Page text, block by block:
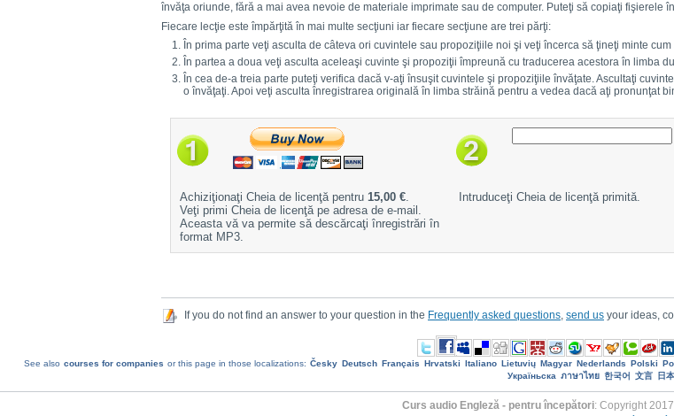
învăţa oriunde, fără a mai avea nevoie de materiale imprimate sau de computer. Puteţi să copiaţi fişierele
Fiecare lecţie este împărţită în mai multe secţiuni iar fiecare secţiune are trei părţi:
În prima parte veţi asculta de câteva ori cuvintele sau propoziţiile noi şi veţi încerca să ţineţi minte
În partea a doua veţi asculta aceleaşi cuvinte şi propoziţii împreună cu traducerea acestora în limba
În cea de-a treia parte puteţi verifica dacă v-aţi însuşit cuvintele şi propoziţiile învăţate. Ascultaţi
o învăţaţi. Apoi veţi asculta înregistrarea originală în limba străină pentru a vedea dacă aţi pronunţat
Achiziţionaţi Cheia de licenţă pentru 15,00 €.
Veţi primi Cheia de licenţă pe adresa de e-mail.
Aceasta vă va permite să descărcaţi înregistrări în
format MP3.
Intruduceţi Cheia de licenţă primită.
If you do not find an answer to your question in the Frequently asked questions send us your ideas,
See also courses for companies or this page in those localizations: Česky Deutsch Français Hrvatski Italiano Lietuvių Magyar Nederlands Polski
Україньска ภาษาไทย 한국어 文言 日
Curs audio Engleză - pentru începători: Copyright